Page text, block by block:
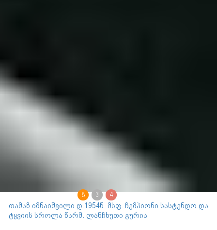
თამაზ იმნაიშვილი დ.1954წ. მსფ. ჩემპიონი სასტენდო და
ტყვიის სროლა წარმ. ლანჩხუთი გურია
8 3 4